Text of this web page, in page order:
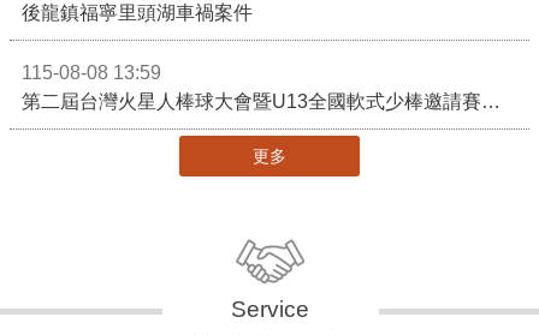
後龍鎮福寧里頭湖車禍案件
115-08-08 13:59
第二屆台灣火星人棒球大會暨U13全國軟式少棒邀請賽在苗栗舉辦
更多